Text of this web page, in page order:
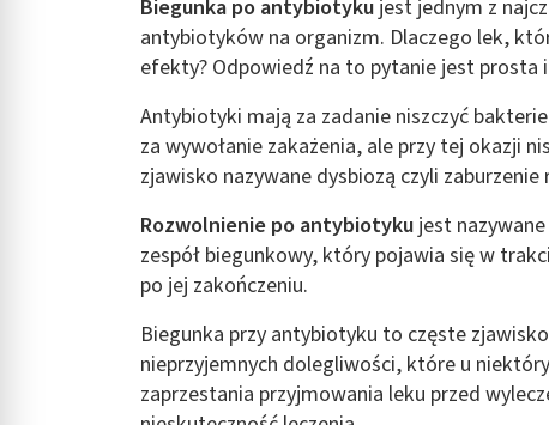
Biegunka po antybiotyku jest jednym z
antybiotyków na organizm. Dlaczego lek,
efekty? Odpowiedź na to pytanie jest prosta
Antybiotyki mają za zadanie niszczyć
za wywołanie zakażenia, ale przy tej okazji
zjawisko nazywane dysbiozą czyli
Rozwolnienie po antybiotyku jest
zespół biegunkowy, który pojawia się w
po jej zakończeniu.
Biegunka przy antybiotyku to częste
nieprzyjemnych dolegliwości, które u
zaprzestania przyjmowania leku przed
Rozumienie odbiorców dzięki statystyce lub kombinacji danych
Rozwój i ulepszanie usług
Wykorzystywanie ograniczonych danych do wyboru treści
Funkcje specjalne IAB:
Identyfikowanie urządzeń na podstawie aktywnie żądanych
Cele przetwarzania inne niż IAB:
Wydajność (Performance)
Reklama / śledzenie